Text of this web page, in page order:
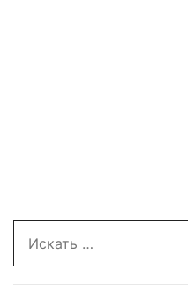
for: